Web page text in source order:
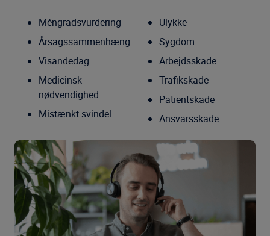
Méngradsvurdering
Årsagssammenhæng
Visandedag
Medicinsk
nødvendighed
Mistænkt svindel
Ulykke
Sygdom
Arbejdsskade
Trafikskade
Patientskade
Ansvarsskade